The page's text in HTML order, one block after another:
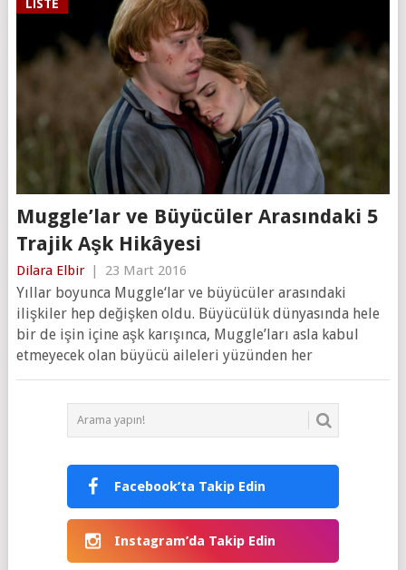
LISTE
Muggle’lar ve Büyücüler Arasındaki 5
Trajik Aşk Hikâyesi
Dilara Elbir | 23 Mart 2016
Yıllar boyunca Muggle‘lar ve büyücüler arasındaki
ilişkiler hep değişken oldu. Büyücülük dünyasında hele
bir de işin içine aşk karışınca, Muggle’ları asla kabul
etmeyecek olan büyücü aileleri yüzünden her
Facebook’ta Takip Edin
Instagram’da Takip Edin